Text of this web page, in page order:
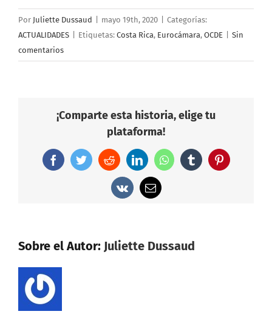
Por Juliette Dussaud mayo 19th, 2020
Categorías:
ACTUALIDADES
Etiquetas: Costa Rica, Eurocámara, OCDE
Sin
comentarios
¡Comparte esta historia, elige tu
plataforma!
FacebookTwitterRedditLinkedInWhatsAppTumblr Pinterest
Vk
Correo
electrónico
Sobre el Autor: Juliette Dussaud